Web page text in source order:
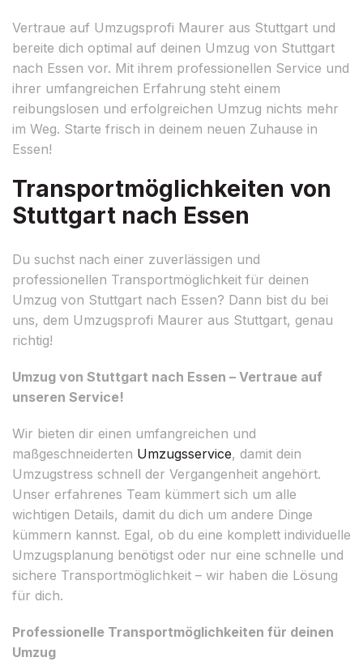
Vertraue auf Umzugsprofi Maurer aus Stuttgart und
bereite dich optimal auf deinen Umzug von Stuttgart
nach Essen vor. Mit ihrem professionellen Service und
ihrer umfangreichen Erfahrung steht einem
reibungslosen und erfolgreichen Umzug nichts mehr
im Weg. Starte frisch in deinem neuen Zuhause in
Essen!
Transportmöglichkeiten von
Stuttgart nach Essen
Du suchst nach einer zuverlässigen und
professionellen Transportmöglichkeit für deinen
Umzug von Stuttgart nach Essen? Dann bist du bei
uns, dem Umzugsprofi Maurer aus Stuttgart, genau
richtig!
Umzug von Stuttgart nach Essen – Vertraue auf
unseren Service!
Wir bieten dir einen umfangreichen und
maßgeschneiderten Umzugsservice, damit dein
Umzugstress schnell der Vergangenheit angehört.
Unser erfahrenes Team kümmert sich um alle
wichtigen Details, damit du dich um andere Dinge
kümmern kannst. Egal, ob du eine komplett individuelle
Umzugsplanung benötigst oder nur eine schnelle und
sichere Transportmöglichkeit – wir haben die Lösung
für dich.
Professionelle Transportmöglichkeiten für deinen
Umzug